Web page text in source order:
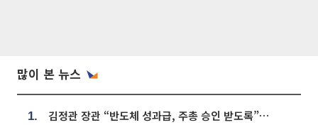
많이 본 뉴스
1. 김정관 장관 “반도체 성과급, 주총 승인 받도록”…상법·자본시장법 개정 시사